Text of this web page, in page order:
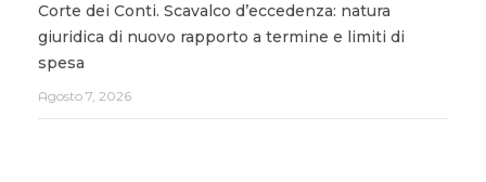
Corte dei Conti. Scavalco d’eccedenza: natura
giuridica di nuovo rapporto a termine e limiti di
spesa
Agosto 7, 2026